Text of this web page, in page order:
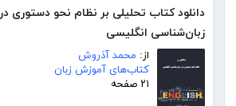
دانلود کتاب تحلیلی بر نظام نحو دستوری در
زبان‌شناسی انگلیسی
از: محمد آذروش
کتاب‌های آموزش زبان
۲۱ صفحه